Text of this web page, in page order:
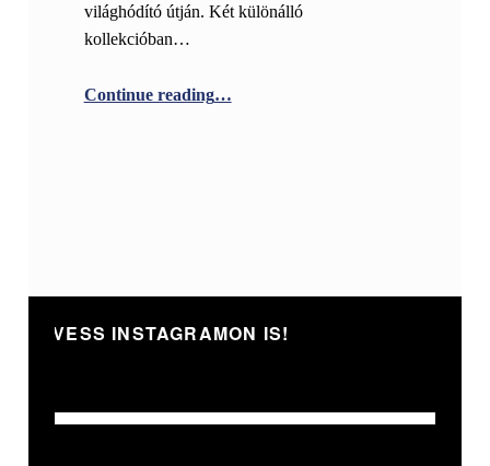
világhódító útján. Két különálló
kollekcióban…
Continue reading…
KÖVESS INSTAGRAMON IS!